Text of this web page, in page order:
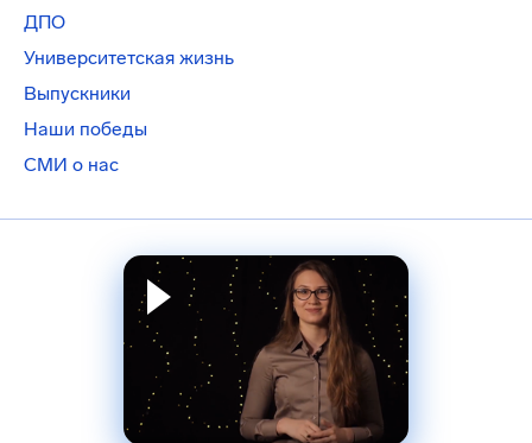
ДПО
Университетская жизнь
Выпускники
Наши победы
СМИ о нас